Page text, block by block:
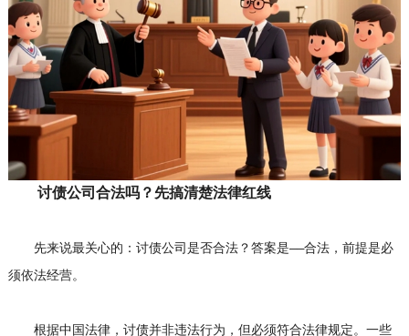
讨债公司合法吗？先搞清楚法律红线
先来说最关心的：讨债公司是否合法？答案是——合法，前提是必
须依法经营。
根据中国法律，讨债并非违法行为，但必须符合法律规定。一些